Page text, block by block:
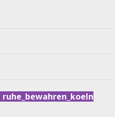
ruhe_bewahren_koeln